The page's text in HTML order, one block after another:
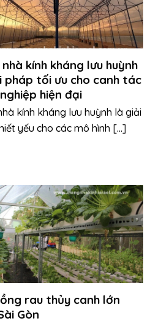
kính kháng lưu huỳnh
pháp tối ưu cho canh tác
hiện đại
kính kháng lưu huỳnh là giải
yếu cho các mô hình [...]
rau thủy canh lớn
Gòn